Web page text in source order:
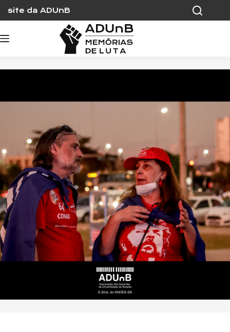
content
site da ADUnB